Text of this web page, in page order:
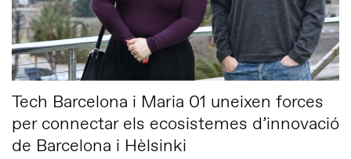
Tech Barcelona i Maria 01 uneixen forces
per connectar els ecosistemes d’innovació
de Barcelona i Hèlsinki